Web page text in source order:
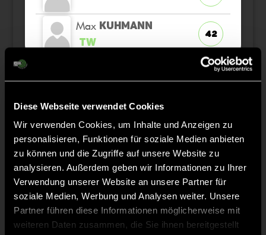
Diese Webseite verwendet Cookies
Wir verwenden Cookies, um Inhalte und Anzeigen zu
personalisieren, Funktionen für soziale Medien anbieten
zu können und die Zugriffe auf unsere Website zu
analysieren. Außerdem geben wir Informationen zu Ihrer
Verwendung unserer Website an unsere Partner für
soziale Medien, Werbung und Analysen weiter. Unsere
Partner führen diese Informationen möglicherweise mit
weiteren Daten zusammen, die Sie ihnen bereitgestellt
Max KUHMANN
TW
42
Staff
Jona
s
FRIEDRICH-
HOHENSCHILD
TW = Torwart & ETW = Ersatztorwart, K = Kapitän